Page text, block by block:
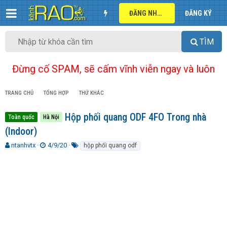
ĐĂNG NHẬP ĐĂNG KÝ
TÌM
Đừng cố SPAM, sẽ cấm vĩnh viễn ngay và luôn
TRANG CHỦ TỔNG HỢP THỨ KHÁC
Toàn quốc Hà Nội
Hộp phối quang ODF 4FO Trong nhà
(Indoor)
T
ntanhvtx
N
4/9/20 hộp phối quang odf